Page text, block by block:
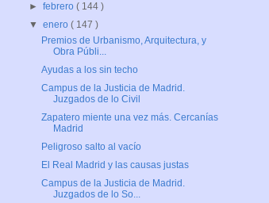
►febrero( 144 )
▼enero( 147 )
Premios de Urbanismo, Arquitectura, y
Obra Públi...
Ayudas a los sin techo
Campus de la Justicia de Madrid.
Juzgados de lo Civil
Zapatero miente una vez más. Cercanías
Madrid
Peligroso salto al vacío
El Real Madrid y las causas justas
Campus de la Justicia de Madrid.
Juzgados de lo So...